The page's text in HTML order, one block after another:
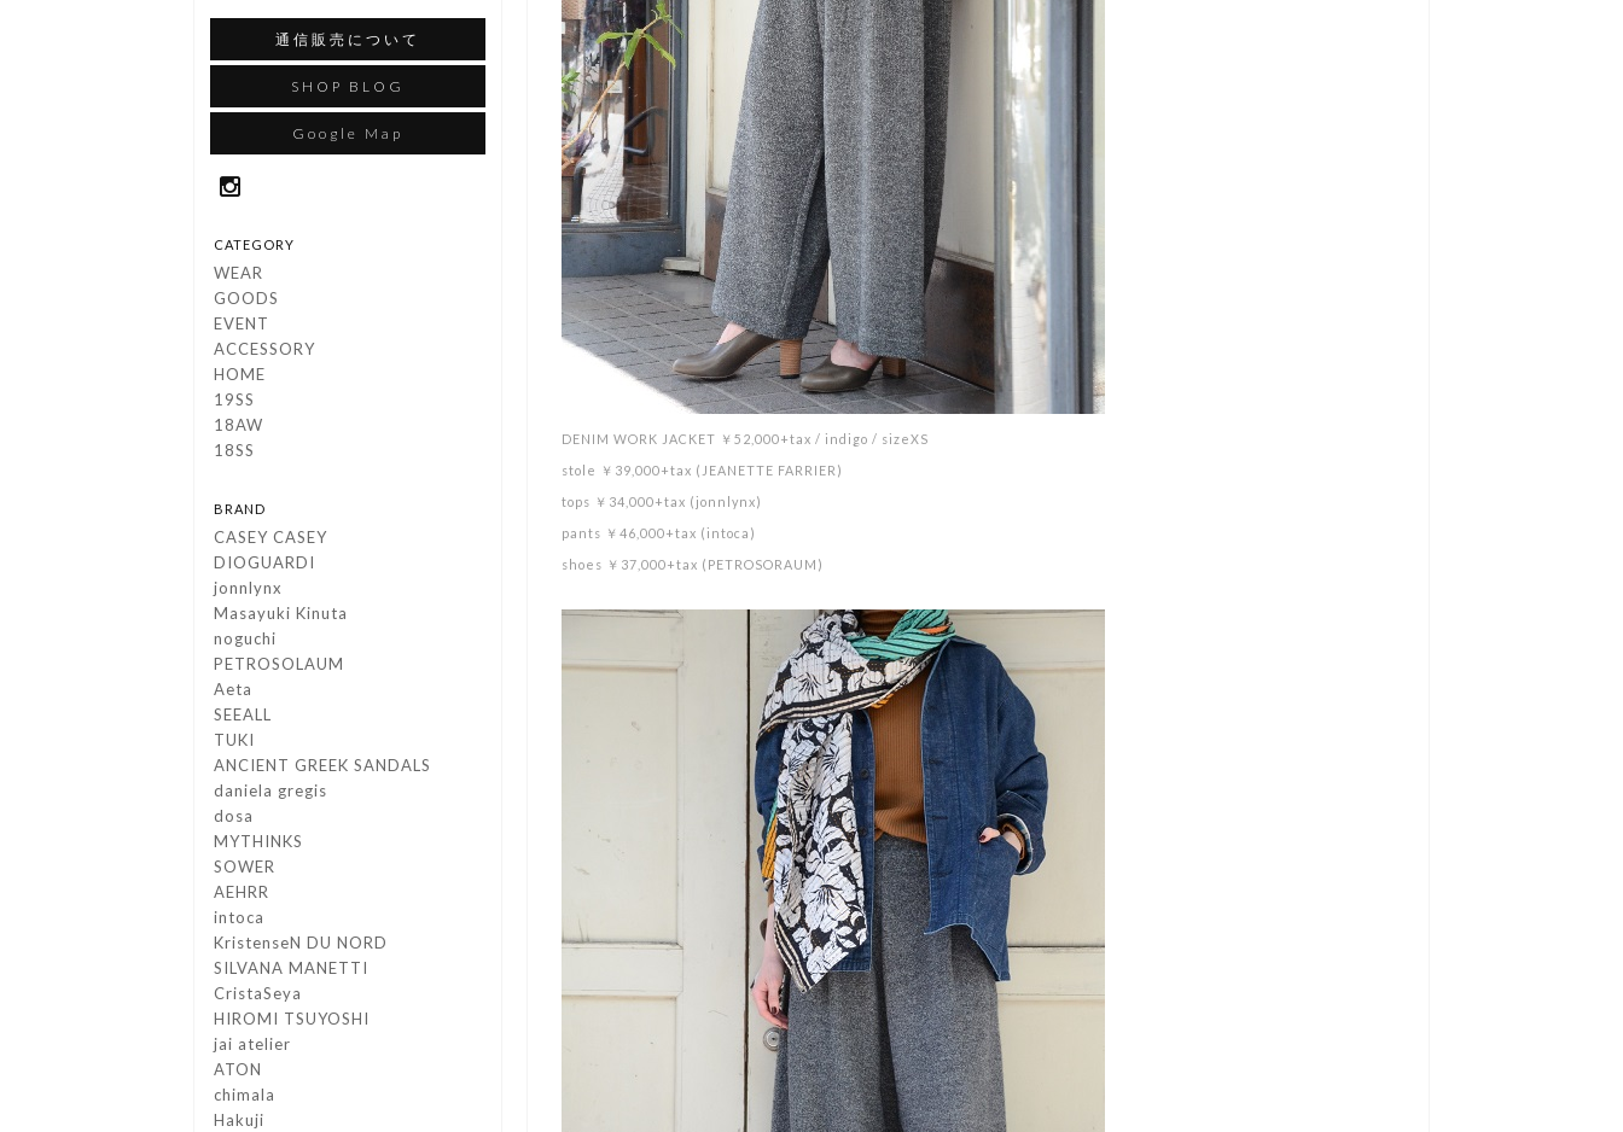
DENIM WORK JACKET ￥52,000+tax / indigo / sizeXS
stole ￥39,000+tax (JEANETTE FARRIER)
tops ￥34,000+tax (jonnlynx)
pants ￥46,000+tax (intoca)
shoes ￥37,000+tax (PETROSORAUM)
通信販売について
SHOP BLOG
Google Map
CATEGORY
WEAR
GOODS
EVENT
ACCESSORY
HOME
19SS
18AW
18SS
BRAND
CASEY CASEY
DIOGUARDI
jonnlynx
Masayuki Kinuta
noguchi
PETROSOLAUM
Aeta
SEEALL
TUKI
ANCIENT GREEK SANDALS
daniela gregis
dosa
MYTHINKS
SOWER
AEHRR
intoca
KristenseN DU NORD
SILVANA MANETTI
CristaSeya
HIROMI TSUYOSHI
jai atelier
ATON
chimala
Hakuji